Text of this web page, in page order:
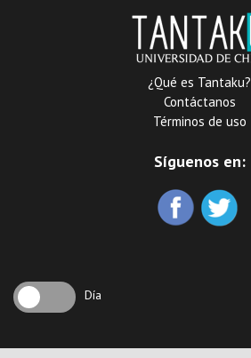
¿Qué es Tantaku?
Contáctanos
Términos de uso
Síguenos en:
Día